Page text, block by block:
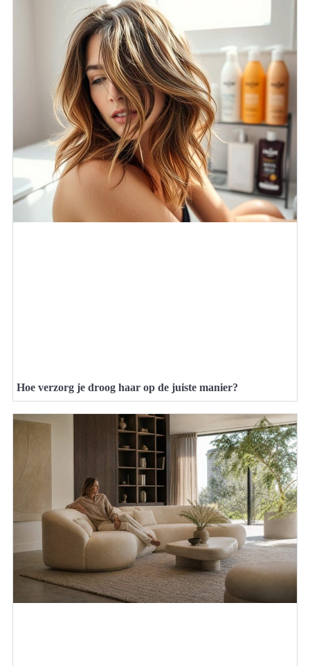
Hoe verzorg je droog haar op de juiste manier?